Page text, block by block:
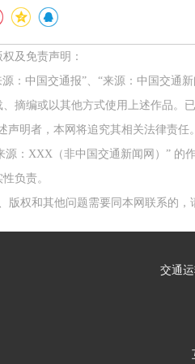
及免责声明：
源：中国交通报”、“来源：中国交通
摘编或以其他方式使用上述作品。
声明者，本网将追究其相关法律责任。
源：XXX（非中国交通新闻网）” 的
负责。
版权和其他问题需要同本网联系的，
交通